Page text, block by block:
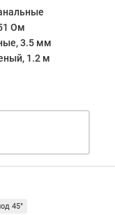
Ом
3.5 мм
1.2 м
45°